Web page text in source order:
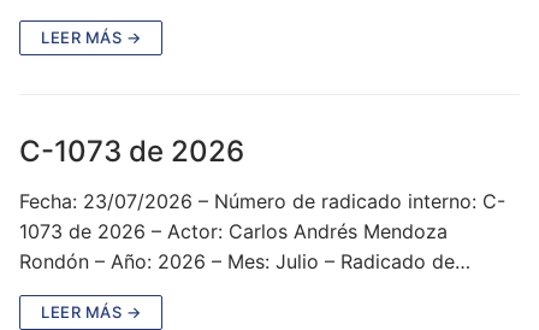
LEER MÁS →
C-1073 de 2026
Fecha: 23/07/2026 – Número de radicado interno: C-
1073 de 2026 – Actor: Carlos Andrés Mendoza
Rondón – Año: 2026 – Mes: Julio – Radicado de…
LEER MÁS →